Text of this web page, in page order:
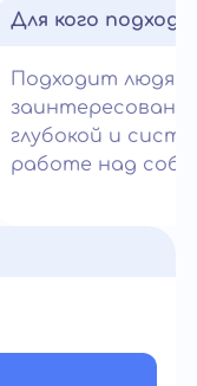
Для кого
Подходит людям,
глубокой и
работе над